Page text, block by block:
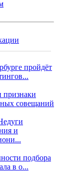
пройдёт
совещаний
и
подбора
в о...